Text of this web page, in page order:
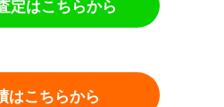
定はこちらから
はこちらから